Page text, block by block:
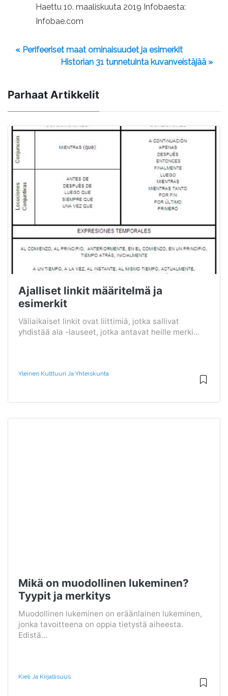
Haettu 10. maaliskuuta 2019 Infobaesta:
Infobae.com
« Perifeeriset maat ominaisuudet ja esimerkit
Historian 31 tunnetuinta kuvanveistäjää »
Parhaat Artikkelit
Ajalliset linkit määritelmä ja
esimerkit
Väliaikaiset linkit ovat liittimiä, jotka sallivat
yhdistää ala -lauseet, jotka antavat heille merki...
Yleinen Kulttuuri Ja Yhteiskunta
Mikä on muodollinen lukeminen?
Tyypit ja merkitys
Muodollinen lukeminen on eräänlainen lukeminen,
jonka tavoitteena on oppia tietystä aiheesta.
Edistä...
Kieli Ja Kirjallisuus